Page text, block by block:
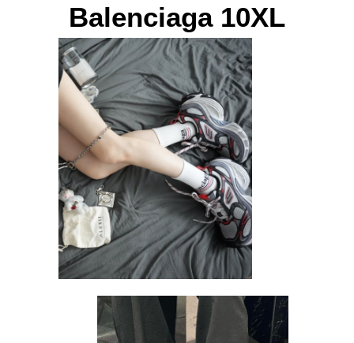
Balenciaga 10XL